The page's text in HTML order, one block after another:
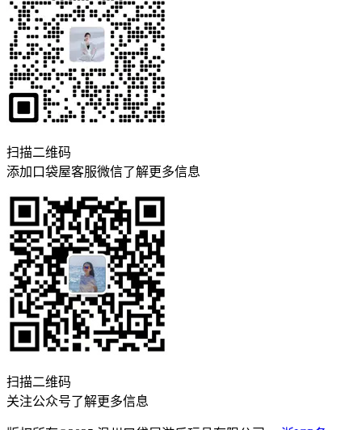
扫描二维码
添加口袋屋客服微信了解更多信息
扫描二维码
关注公众号了解更多信息